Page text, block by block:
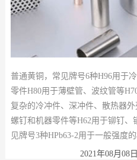
普通黄铜，常见牌号6种H96用于
零件H80用于薄壁管、波纹管等
复杂的冷冲件、深冲件、散热器外
螺钉和机器零件等H62用于铆钉
见牌号3种HPb63-2用于一般强度的
2021年08月08日